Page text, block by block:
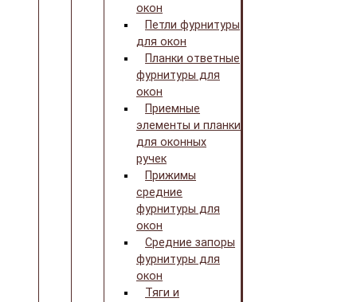
окон
Петли фурнитуры
для окон
Планки ответные
фурнитуры для
окон
Приемные
элементы и планки
для оконных
ручек
Прижимы
средние
фурнитуры для
окон
Средние запоры
фурнитуры для
окон
Тяги и